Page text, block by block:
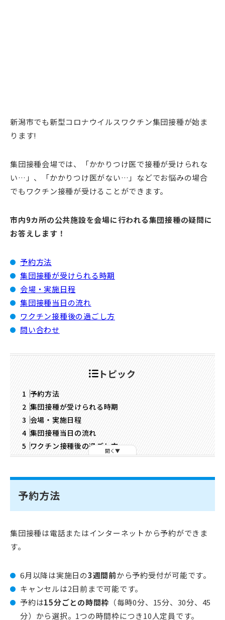
新潟市でも新型コロナウイルスワクチン集団接種が始ま
ります!
集団接種会場では、「かかりつけ医で接種が受けられな
い…」、「かかりつけ医がない…」などでお悩みの場合
でもワクチン接種が受けることができます。
市内9カ所の公共施設を会場に行われる集団接種の疑問に
お答えします！
予約方法
集団接種が受けられる時期
会場・実施日程
集団接種当日の流れ
ワクチン接種後の過ごし方
問い合わせ
トピック
予約方法
集団接種が受けられる時期
会場・実施日程
集団接種当日の流れ
ワクチン接種後の過ごし方
開く
予約方法
集団接種は電話またはインターネットから予約ができま
す。
6月以降は実施日の3週間前から予約受付が可能です。
キャンセルは2日前まで可能です。
予約は15分ごとの時間枠 （毎時0分、15分、30分、45
分）から選択。1つの時間枠につき10人定員です。